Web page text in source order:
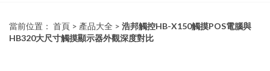
當前位置： 首頁 > 產品大全 > 浩邦觸控HB-X150觸摸POS電腦與
HB320大尺寸觸摸顯示器外觀深度對比